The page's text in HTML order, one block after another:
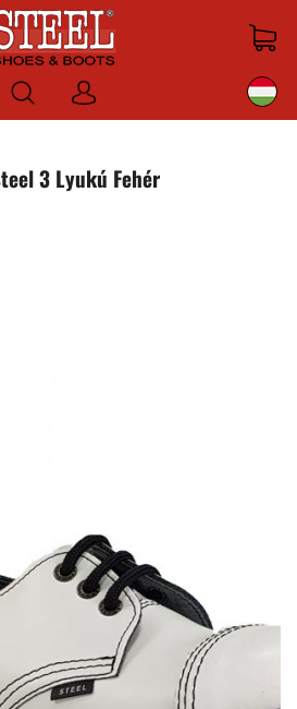
Bejelentkezni
3 Lyukú Fehér